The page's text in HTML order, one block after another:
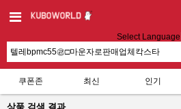
Select Language
쿠폰존 최신 인기
상품 검색 결과